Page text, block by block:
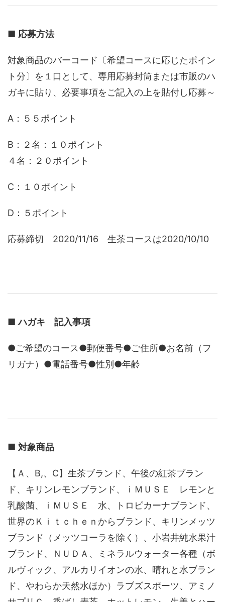
■ 応募方法
対象商品のバーコード〔希望コースに応じたポイン
ト分〕を１口として、専用応募封筒または市販のハ
ガキに貼り、必要事項をご記入の上を貼付し応募～
A：５５ポイント
B：２名：１０ポイント
４名：２０ポイント
C：１０ポイント
D：５ポイント
応募締切 2020/11/16 生茶コースは2020/10/10
■ハガキ 記入事項
●ご希望のコース●郵便番号●ご住所●お名前（フ
リガナ）●電話番号●性別●年齢
■ 対象商品
【Ａ、B,、C】生茶ブランド、午後の紅茶ブラン
ド、キリンレモンブランド、ｉＭＵＳＥ レモンと
乳酸菌、ｉＭＵＳＥ 水、トロピカーナブランド、
世界のＫｉｔｃｈｅｎからブランド、キリンメッツ
ブランド（メッツコーラを除く）、小岩井純水果汁
ブランド、ＮＵＤＡ、ミネラルウォーター各種（ボ
ルヴィック、アルカリイオンの水、晴れと水ブラン
ド、やわらか天然水ほか）ラブズスポーツ、アミノ